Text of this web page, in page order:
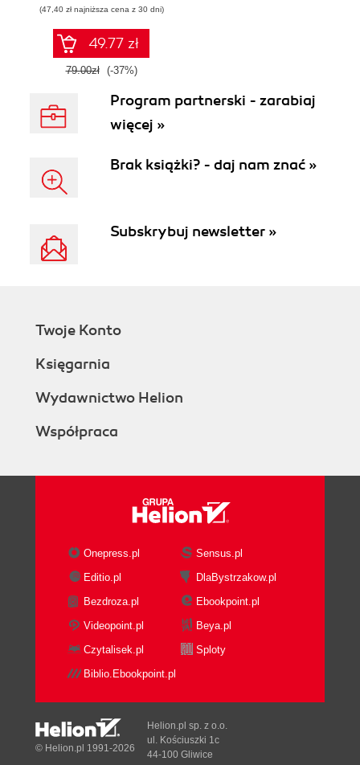
ćwiczenia
(47,40 zł najniższa cena z 30 dni)
49.77 zł
79.00zł (-37%)
Program partnerski - zarabiaj
więcej »
Brak książki? - daj nam znać »
Subskrybuj newsletter »
Twoje Konto
Księgarnia
Wydawnictwo Helion
Współpraca
Onepress.pl
Sensus.pl
Editio.pl
DlaBystrzakow.pl
Bezdroza.pl
Ebookpoint.pl
Videopoint.pl
Beya.pl
Czytalisek.pl
Sploty
Biblio.Ebookpoint.pl
© Helion.pl 1991-2026
Helion.pl sp. z o.o.
ul. Kościuszki 1c
44-100 Gliwice